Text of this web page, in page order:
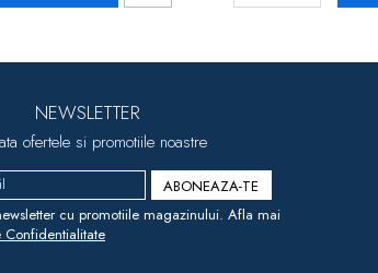
NEWSLETTER
ofertele si promotiile noastre
cu promotiile magazinului. Afla mai
Confidentialitate